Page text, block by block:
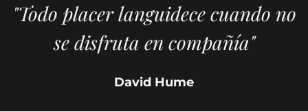
"Todo placer languidece cuando no
se disfruta en compañía"
David Hume